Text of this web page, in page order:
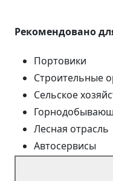
Рекомендовано
Портовики
Строительные
Сельское
Лесная отрасль
Автосервисы